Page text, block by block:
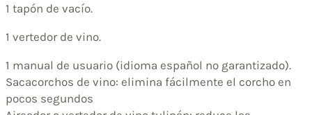
1 tapón de vacío.
1 vertedor de vino.
1 manual de usuario (idioma español no garantizado).
Sacacorchos de vino: elimina fácilmente el corcho en
pocos segundos